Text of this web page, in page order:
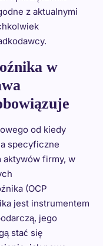
z aktualnymi
w
od kiedy
specyficzne
aktywów firmy, w
(OCP
jest instrumentem
jego
stać się